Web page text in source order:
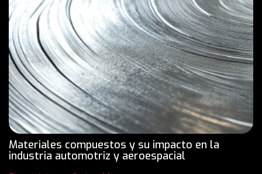
Materiales compuestos y su impacto en la
industria automotriz y aeroespacial